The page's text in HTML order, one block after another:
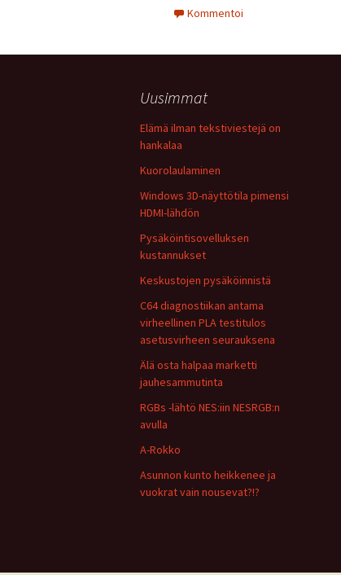
Kommentoi
Uusimmat
Elämä ilman tekstiviestejä on
hankalaa
Kuorolaulaminen
Windows 3D-näyttötila pimensi
HDMI-lähdön
Pysäköintisovelluksen
kustannukset
Keskustojen pysäköinnistä
C64 diagnostiikan antama
virheellinen PLA testitulos
asetusvirheen seurauksena
Älä osta halpaa marketti
jauhesammutinta
RGBs -lähtö NES:iin NESRGB:n
avulla
A-Rokko
Asunnon kunto heikkenee ja
vuokrat vain nousevat?!?